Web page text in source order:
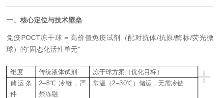
一、核心定位与技术壁垒
免疫POCT冻干球 = 高价值免疫试剂（配对抗体/抗原/酶标/荧光微
球）的“固态化活性单元"
+
维度 传统液体试剂
冻干球方案（优化目标）
储运条
件
2–8℃ 冷链，严
禁冻融
常温（2–30℃）储运，无需冷链